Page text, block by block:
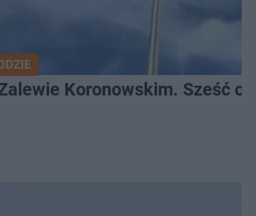
Koronowskim. Sześć